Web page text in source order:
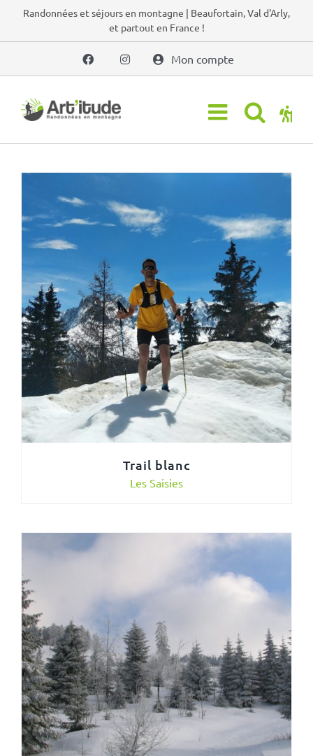
PasserRandonnées et séjours en montagne | Beaufortain, Val d'Arly,
et partout en France !
Mon compte
Trail blanc
Les Saisies